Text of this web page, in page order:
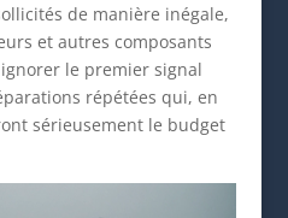
de manière inégale,
et autres composants
ignorer le premier signal
répétées qui, en
sérieusement le budget